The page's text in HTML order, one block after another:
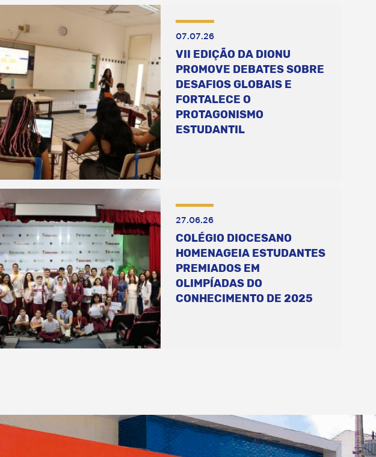
07.07.26
VII EDIÇÃO DA DIONU
PROMOVE DEBATES SOBRE
DESAFIOS GLOBAIS E
FORTALECE O
PROTAGONISMO
ESTUDANTIL
27.06.26
COLÉGIO DIOCESANO
HOMENAGEIA ESTUDANTES
PREMIADOS EM
OLIMPÍADAS DO
CONHECIMENTO DE 2025